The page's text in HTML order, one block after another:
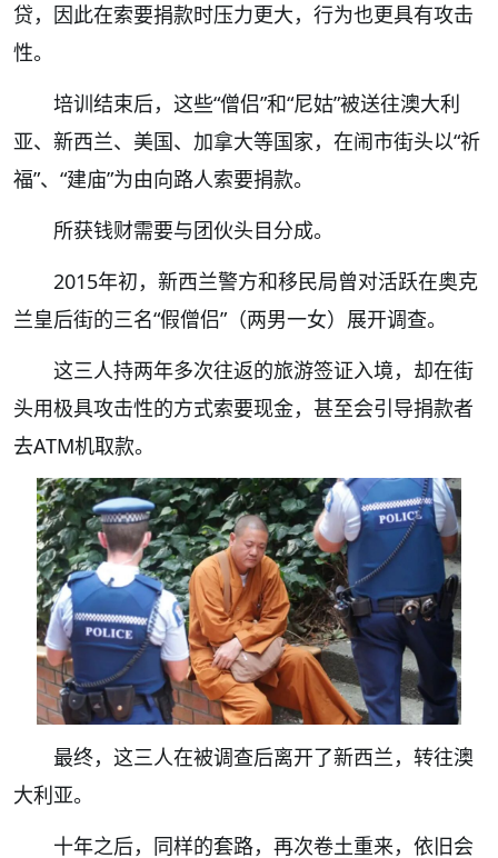
贷，因此在索要捐款时压力更大，行为也更具有攻击
性。
培训结束后，这些“僧侣”和“尼姑”被送往澳大利
亚、新西兰、美国、加拿大等国家，在闹市街头以“祈
福”、“建庙”为由向路人索要捐款。
所获钱财需要与团伙头目分成。
2015年初，新西兰警方和移民局曾对活跃在奥克
兰皇后街的三名“假僧侣”（两男一女）展开调查。
这三人持两年多次往返的旅游签证入境，却在街
头用极具攻击性的方式索要现金，甚至会引导捐款者
去ATM机取款。
最终，这三人在被调查后离开了新西兰，转往澳
大利亚。
十年之后，同样的套路，再次卷土重来，依旧会